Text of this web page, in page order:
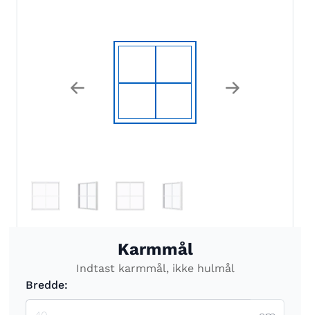
Previous Next
Karmmål
Indtast karmmål, ikke hulmål
Bredde: